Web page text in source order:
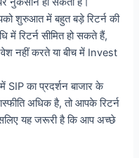
शुरुआत में बहुत बड़े रिटर्न की
में रिटर्न सीमित हो सकते हैं,
नहीं करते या बीच में Invest
का प्रदर्शन बाजार के
अधिक है, तो आपके रिटर्न
यह जरूरी है कि आप अच्छे